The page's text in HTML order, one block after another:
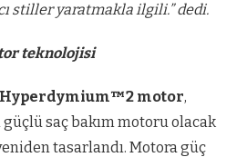
stiller yaratmakla ilgili.” dedi.
teknolojisi
Hyperdymium™2 motor,
güçlü saç bakım motoru olacak
tasarlandı. Motora güç